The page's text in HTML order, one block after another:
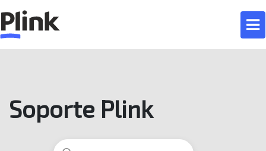
Soporte Plink